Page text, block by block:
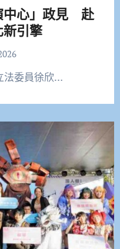
中心」政見 赴
引擎
法委員徐欣…